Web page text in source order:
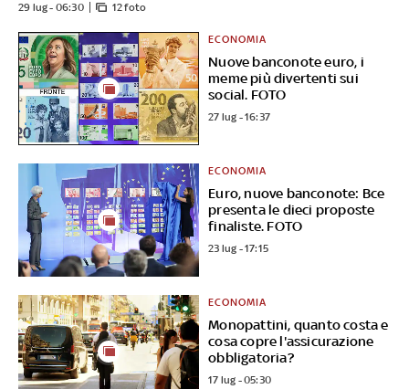
29 lug - 06:30 12 foto
Nuove banconote euro, i
meme più divertenti sui
social. FOTO
ECONOMIA
27 lug - 16:37
Euro, nuove banconote: Bce
presenta le dieci proposte
finaliste. FOTO
ECONOMIA
23 lug - 17:15
Monopattini, quanto costa e
cosa copre l'assicurazione
obbligatoria?
ECONOMIA
17 lug - 05:30